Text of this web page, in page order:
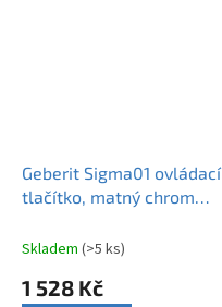
Geberit Sigma01 ovládací
tlačítko, matný chrom
Skladem (>5 ks)
1 528 Kč